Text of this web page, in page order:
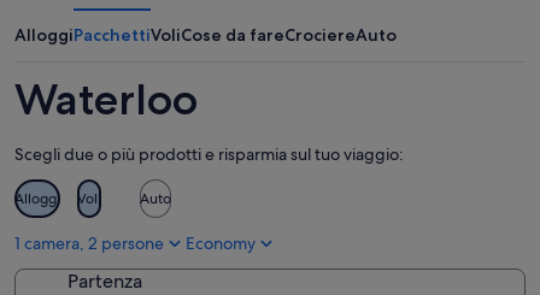
ago
ago
11
ago
prossimo
14
ago
16
ago
AlloggiPacchettiVoliCose da fareCrociereAuto
Waterloo
Scegli due o più prodotti e risparmia sul tuo viaggio:
Alloggi Voli Auto
1 camera, 2 persone Economy
Partenza